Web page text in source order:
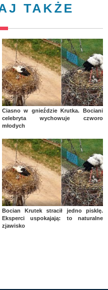
TAKŻE
Ciasno w gnieździe Krutka. Bociani
celebryta wychowuje czworo
młodych
Bocian Krutek stracił jedno pisklę.
Eksperci uspokajają: to naturalne
zjawisko